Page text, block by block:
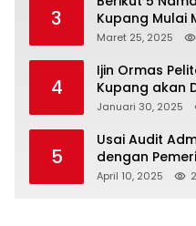
3
Kupang Mulai
Maret 25, 2025
4
Ijin Ormas
Kupang akan
Januari 30, 2025
5
Usai Audit
dengan
April 10, 2025